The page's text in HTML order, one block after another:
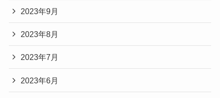
2023年9月
2023年8月
2023年7月
2023年6月